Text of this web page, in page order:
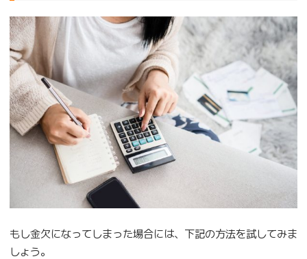
もし金欠になってしまった場合には、下記の方法を試してみま
しょう。